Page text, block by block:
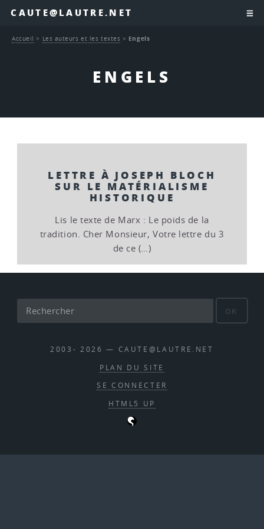
CAUTE@LAUTRE.NET
ENGELS
Accueil > Les auteurs et les textes > Engels
LETTRE À JOSEPH BLOCH
SUR LE MATÉRIALISME
HISTORIQUE
Lis le texte de Marx : Le poids de la
tradition. Cher Monsieur, Votre lettre du 3
de ce (…)
OK
2003- 2026 — CAUTE@LAUTRE.NET
PLAN DU SITE
SE CONNECTER
HTML5 UP